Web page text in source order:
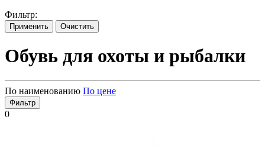
Фильтр:
Применить Очистить
Обувь для охоты и рыбалки
По наименованию По цене
Фильтр
0